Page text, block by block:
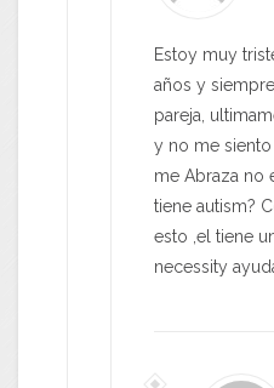
Estoy muy
años y
pareja,
y no me siento
me Abraza no
tiene autism?
esto ,el tiene
necessity